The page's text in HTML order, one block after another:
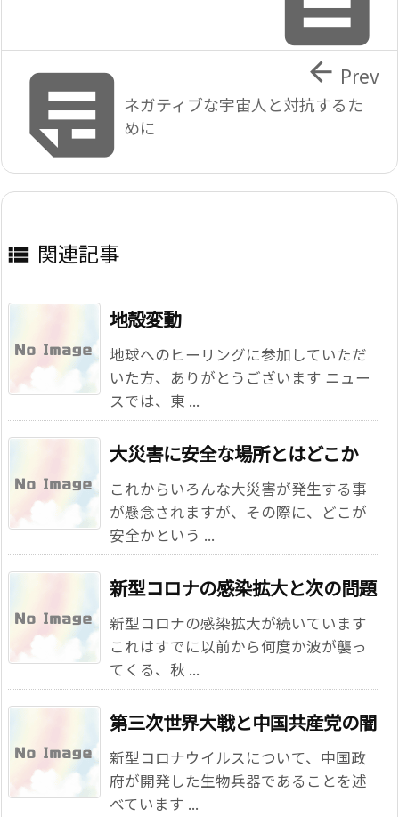
ネガティブな宇宙人と対抗するた
めに
 Prev
 関連記事
地殻変動
地球へのヒーリングに参加していただ
いた方、ありがとうございます ニュー
スでは、東 ...
大災害に安全な場所とはどこか
これからいろんな大災害が発生する事
が懸念されますが、その際に、どこが
安全かという ...
新型コロナの感染拡大と次の問題
新型コロナの感染拡大が続いています
これはすでに以前から何度か波が襲っ
てくる、秋 ...
第三次世界大戦と中国共産党の闇
新型コロナウイルスについて、中国政
府が開発した生物兵器であることを述
べています ...